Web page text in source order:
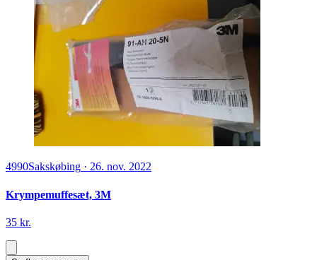
4990Sakskøbing · 26. nov. 2022
Krympemuffesæt, 3M
35 kr.